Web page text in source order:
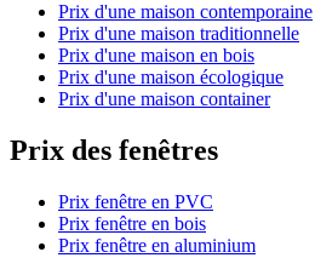
Prix d'une maison contemporaine
Prix d'une maison traditionnelle
Prix d'une maison en bois
Prix d'une maison écologique
Prix d'une maison container
Prix des fenêtres
Prix fenêtre en PVC
Prix fenêtre en bois
Prix fenêtre en aluminium